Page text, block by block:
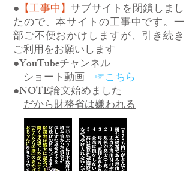
● 【工事中】サブサイトを閉鎖しまし
たので、本サイトの工事中です。一
部ご不便おかけしますが、引き続き
ご利用をお願いします
●YouTubeチャンネル
ショート動画 ☞こちら
●NOTE論文始めました
だから財務省は嫌われる